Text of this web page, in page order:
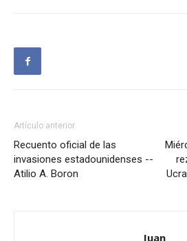
Artículo anterior
Recuento oficial de las
invasiones estadounidenses --
Atilio A. Boron
Juan